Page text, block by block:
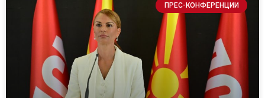
ПРЕС-КОНФЕРЕНЦИИ